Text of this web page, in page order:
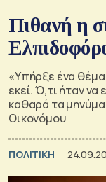
Πιθανή η
«Υπήρξε ένα
εκεί. Ό,τι ήταν
καθαρά τα
Οικονόμου
ΠΟΛΙΤΙΚΗ